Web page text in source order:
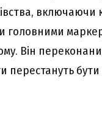
включаючи
головними
Він
перестануть